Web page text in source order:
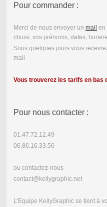
Pour commander :
Merci de nous envoyer un mail en
choisi, vos prénoms, dates,
Sous quelques jours vous
mail
Vous trouverez les tarifs en bas
Pour nous contacter :
01.47.72.12.49
06.86.16.33.56
ou contactez-nous
contact@kellygraphic.net
L'Equipe KellyGraphic se tient à